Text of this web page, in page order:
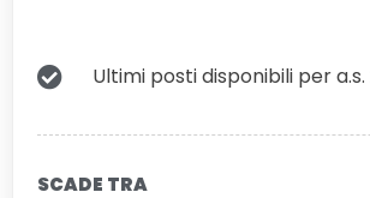
Ultimi posti disponibili per
SCADE TRA